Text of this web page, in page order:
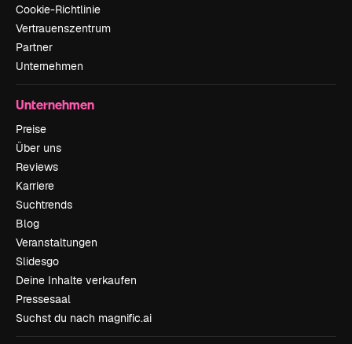
Cookie-Richtlinie
Vertrauenszentrum
Partner
Unternehmen
Unternehmen
Preise
Über uns
Reviews
Karriere
Suchtrends
Blog
Veranstaltungen
Slidesgo
Deine Inhalte verkaufen
Pressesaal
Suchst du nach magnific.ai